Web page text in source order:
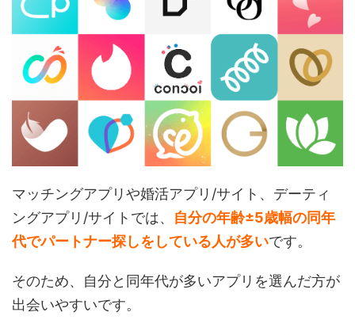
マッチングアプリや婚活アプリ/サイト、デーティ
ングアプリ/サイトでは、 自分の年齢±5歳幅の同年
代でパートナー探しをしている人が多いです。
そのため、自分と同年代が多いアプリを選んだ方が
出会いやすいです。